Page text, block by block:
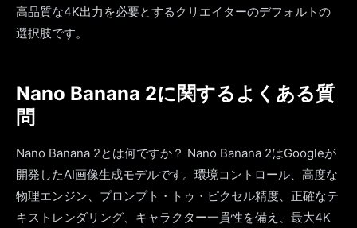
高品質な4K出力を必要とするクリエイターのデフォルトの
選択肢です。
Nano Banana 2に関するよくある質
問
Nano Banana 2とは何ですか？ Nano Banana 2はGoogleが
開発したAI画像生成モデルです。環境コントロール、高度な
物理エンジン、プロンプト・トゥ・ピクセル精度、正確なテ
キストレンダリング、キャラクター一貫性を備え、最大4K